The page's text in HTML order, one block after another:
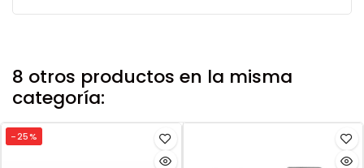
8 otros productos en la misma
categoría:
-25%